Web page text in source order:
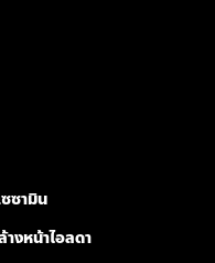
ซามิน
างหน้าไอลดา